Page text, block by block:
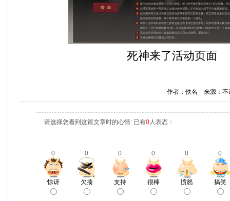
死神来了活动页面
作者：佚名 来源：
请选择您看到这篇文章时的心情: 已有0人表态：
0 0 0 0 0 0
惊讶 欠揍 支持 很棒 愤怒 搞笑